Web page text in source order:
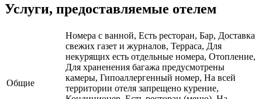
Услуги, предоставляемые отелем
Общие
Номера с ванной, Есть ресторан, Бар, Доставка
свежих газет и журналов, Терраса, Для
некурящих есть отдельные номера, Отопление,
Для храненения багажа предусмотрены
камеры, Гипоаллергенный номер, На всей
территории отеля запрещено курение,